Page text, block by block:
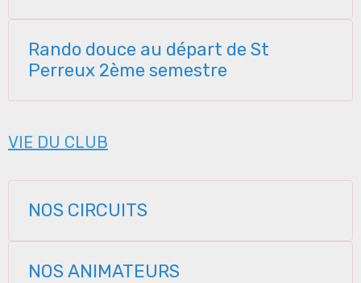
Rando douce au départ de St
Perreux 2ème semestre
VIE DU CLUB
NOS CIRCUITS
NOS ANIMATEURS